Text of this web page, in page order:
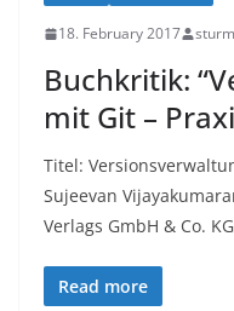
18. February 2017
Buchkritik:
mit Git –
Titel:
Sujeevan
Verlags GmbH & Co.
Read more